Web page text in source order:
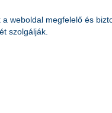
a weboldal megfelelő és
szolgálják.